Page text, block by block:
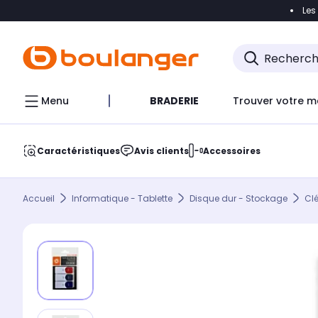
Accéder
Menu BRADERIE Trouver votre
Caractéristiques Avis clients Accessoires
Accueil Informatique - Tablette Disque dur - Stockage